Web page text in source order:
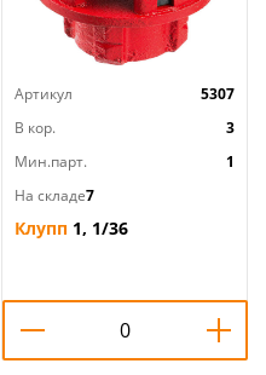
Артикул
5307
В кор.
3
Мин.парт.
1
На складе7
Клупп 1, 1/36